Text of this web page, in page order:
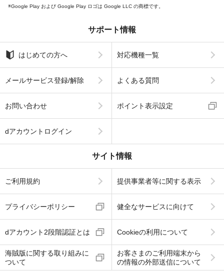
Google Play および Google Play ロゴは Google LLC の商標です。
サポート情報
はじめての方へ 対応機種一覧
メールサービス登録/解除 よくある質問
お問い合わせ ポイント表示設定
dアカウントログイン
サイト情報
ご利用規約 提供事業者等に関する表示
プライバシーポリシー 健全なサービスに向けて
dアカウント2段階認証とは Cookieの利用について
海賊版に関する取り組みに
ついて
お客さまのご利用端末から
の情報の外部送信について